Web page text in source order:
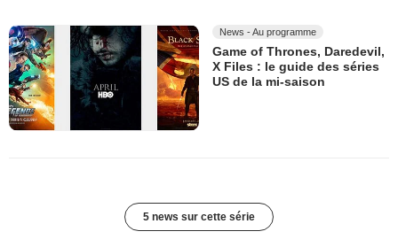
News - Au programme
Game of Thrones, Daredevil,
X Files : le guide des séries
US de la mi-saison
5 news sur cette série